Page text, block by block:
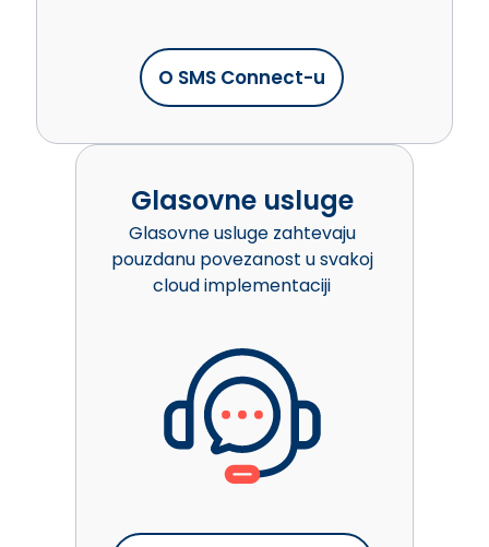
O SMS Connect-u
Glasovne usluge
Glasovne usluge zahtevaju
pouzdanu povezanost u svakoj
cloud implementaciji